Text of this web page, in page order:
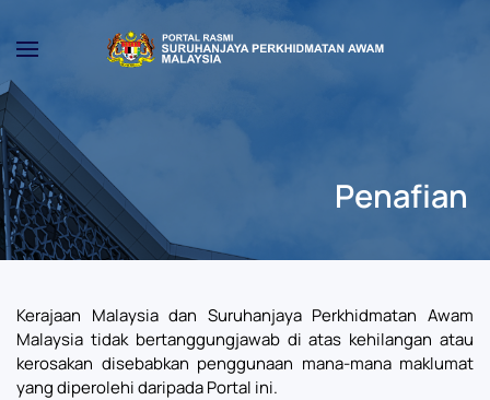
Skip to main content
Penafian
Kerajaan Malaysia dan Suruhanjaya Perkhidmatan Awam
Malaysia tidak bertanggungjawab di atas kehilangan atau
kerosakan disebabkan penggunaan mana-mana maklumat
yang diperolehi daripada Portal ini.